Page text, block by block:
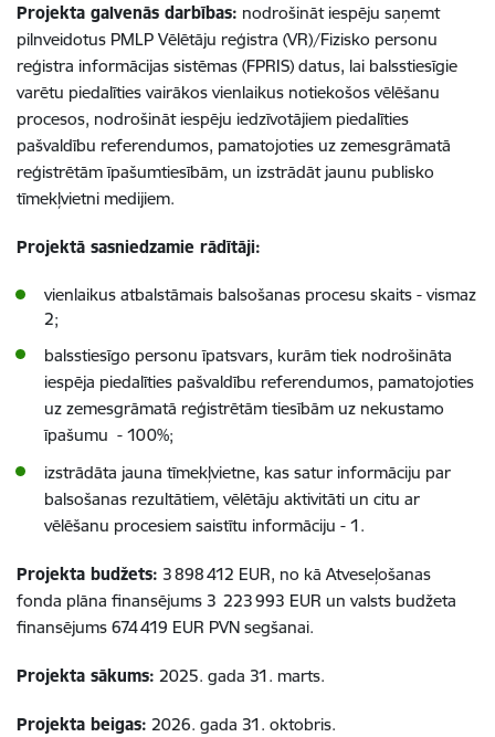
Projekta galvenās darbības: nodrošināt iespēju saņemt
pilnveidotus PMLP Vēlētāju reģistra (VR)/Fizisko personu
reģistra informācijas sistēmas (FPRIS) datus, lai balsstiesīgie
varētu piedalīties vairākos vienlaikus notiekošos vēlēšanu
procesos, nodrošināt iespēju iedzīvotājiem piedalīties
pašvaldību referendumos, pamatojoties uz zemesgrāmatā
reģistrētām īpašumtiesībām, un izstrādāt jaunu publisko
tīmekļvietni medijiem.
Projektā sasniedzamie rādītāji:
vienlaikus atbalstāmais balsošanas procesu skaits - vismaz
2;
balsstiesīgo personu īpatsvars, kurām tiek nodrošināta
iespēja piedalīties pašvaldību referendumos, pamatojoties
uz zemesgrāmatā reģistrētām tiesībām uz nekustamo
īpašumu - 100%;
izstrādāta jauna tīmekļvietne, kas satur informāciju par
balsošanas rezultātiem, vēlētāju aktivitāti un citu ar
vēlēšanu procesiem saistītu informāciju - 1.
Projekta budžets: 3898412 EUR, no kā Atveseļošanas
fonda plāna finansējums 3 223993 EUR un valsts budžeta
finansējums 674419 EUR PVN segšanai.
Projekta sākums: 2025. gada 31. marts.
Projekta beigas: 2026. gada 31. oktobris.